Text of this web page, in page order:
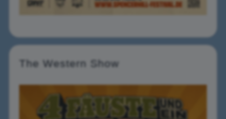
The Western Show